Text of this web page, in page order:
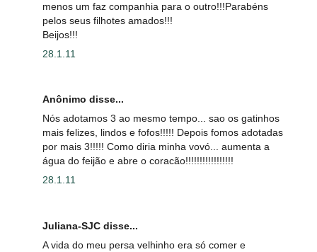
menos um faz companhia para o outro!!!Parabéns
pelos seus filhotes amados!!!
Beijos!!!
28.1.11
Anônimo disse...
Nós adotamos 3 ao mesmo tempo... sao os gatinhos
mais felizes, lindos e fofos!!!!! Depois fomos adotadas
por mais 3!!!!! Como diria minha vovó... aumenta a
água do feijão e abre o coracão!!!!!!!!!!!!!!!!!
28.1.11
Juliana-SJC disse...
A vida do meu persa velhinho era só comer e